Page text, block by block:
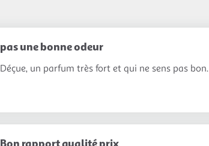
pas une bonne odeur
Déçue, un parfum très fort et qui ne sens pas bon.
Bon rapport qualité prix